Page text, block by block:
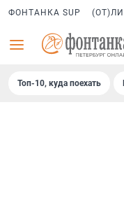
ФОНТАНКА SUP
Топ-10, куда поехать